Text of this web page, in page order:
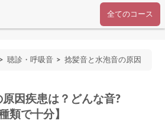
全てのコース
聴診・呼吸音 捻髪音と水泡音の原因
は呼吸音は4種類で十分】
因疾患は？どんな音?
類で十分】